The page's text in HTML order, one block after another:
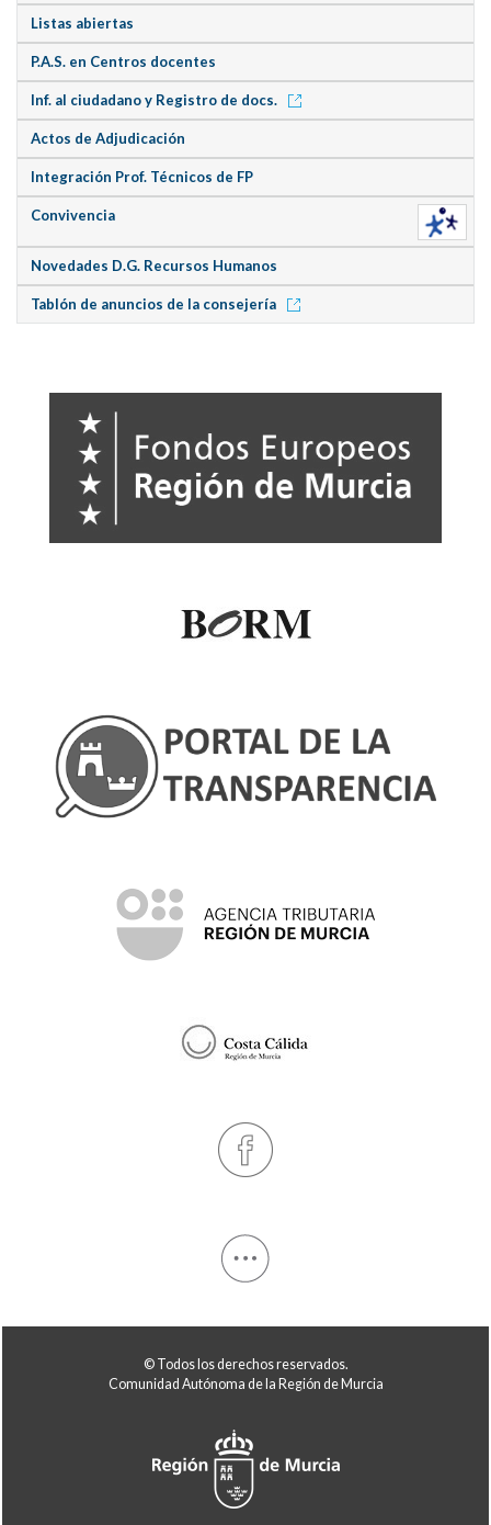
Listas abiertas
P.A.S. en Centros docentes
Inf. al ciudadano y Registro de docs.
Actos de Adjudicación
Integración Prof. Técnicos de FP
Convivencia
Novedades D.G. Recursos Humanos
Tablón de anuncios de la consejería
© Todos los derechos reservados.
Comunidad Autónoma de la Región de Murcia